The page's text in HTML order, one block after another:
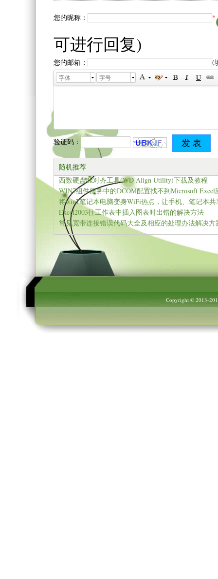
您的昵称： *
可进行回复)
您的邮箱： (
字体 字号
验证码：
随机推荐
西数硬盘4k对齐工具(WD Align Utility)下载及教程
将win7笔记本电脑变身WiFi热点，让手机、笔记本共
Excel2003往工作表中插入图表时出错的解决方法
常见宽带连接错误代码大全及相应的处理办法解决方
Copyright © 2013-